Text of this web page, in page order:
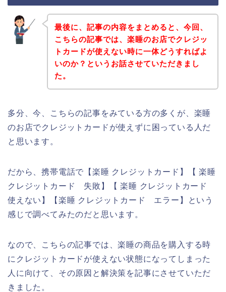
最後に、記事の内容をまとめると、今回、
こちらの記事では、楽睡のお店でクレジッ
トカードが使えない時に一体どうすればよ
いのか？というお話させていただきまし
た。
多分、今、こちらの記事をみている方の多くが、楽睡
のお店でクレジットカードが使えずに困っている人だ
と思います。
だから、携帯電話で【楽睡 クレジットカード】【 楽睡
クレジットカード 失敗】【 楽睡 クレジットカード
使えない】【楽睡 クレジットカード エラー】という
感じで調べてみたのだと思います。
なので、こちらの記事では、楽睡の商品を購入する時
にクレジットカードが使えない状態になってしまった
人に向けて、その原因と解決策を記事にさせていただ
きました。